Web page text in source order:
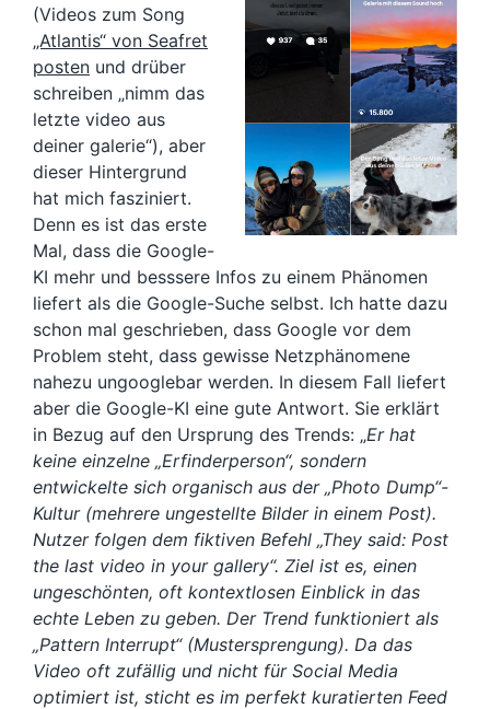
(Videos zum Song
„Atlantis“ von Seafret
posten und drüber
schreiben „nimm das
letzte video aus
deiner galerie“), aber
dieser Hintergrund
hat mich fasziniert.
Denn es ist das erste
Mal, dass die Google-
KI mehr und besssere Infos zu einem Phänomen
liefert als die Google-Suche selbst. Ich hatte dazu
schon mal geschrieben, dass Google vor dem
Problem steht, dass gewisse Netzphänomene
nahezu ungooglebar werden. In diesem Fall liefert
aber die Google-KI eine gute Antwort. Sie erklärt
in Bezug auf den Ursprung des Trends: „Er hat
keine einzelne „Erfinderperson“, sondern
entwickelte sich organisch aus der „Photo Dump“-
Kultur (mehrere ungestellte Bilder in einem Post).
Nutzer folgen dem fiktiven Befehl „They said: Post
the last video in your gallery“. Ziel ist es, einen
ungeschönten, oft kontextlosen Einblick in das
echte Leben zu geben. Der Trend funktioniert als
„Pattern Interrupt“ (Mustersprengung). Da das
Video oft zufällig und nicht für Social Media
optimiert ist, sticht es im perfekt kuratierten Feed